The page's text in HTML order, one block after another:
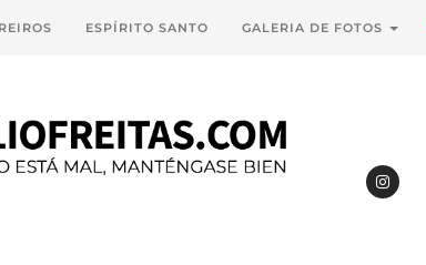
ESPÍRITO SANTO GALERIA DE FOTOS